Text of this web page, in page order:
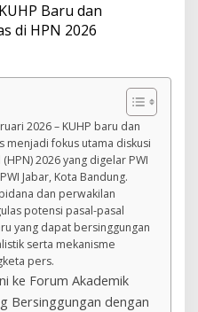
KUHP Baru dan
di HPN 2026
2026 – KUHP baru dan
menjadi fokus utama diskusi
2026 yang digelar PWI
Jabar, Kota Bandung.
dan perwakilan
potensi pasal-pasal
yang dapat bersinggungan
serta mekanisme
pers.
ke Forum Akademik
Bersinggungan dengan